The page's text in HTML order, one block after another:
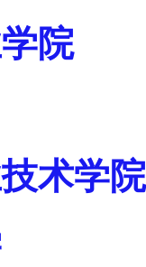
院
术学院